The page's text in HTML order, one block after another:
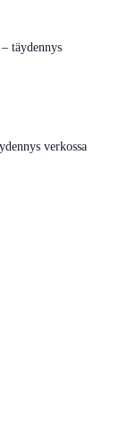
täydennys
verkossa